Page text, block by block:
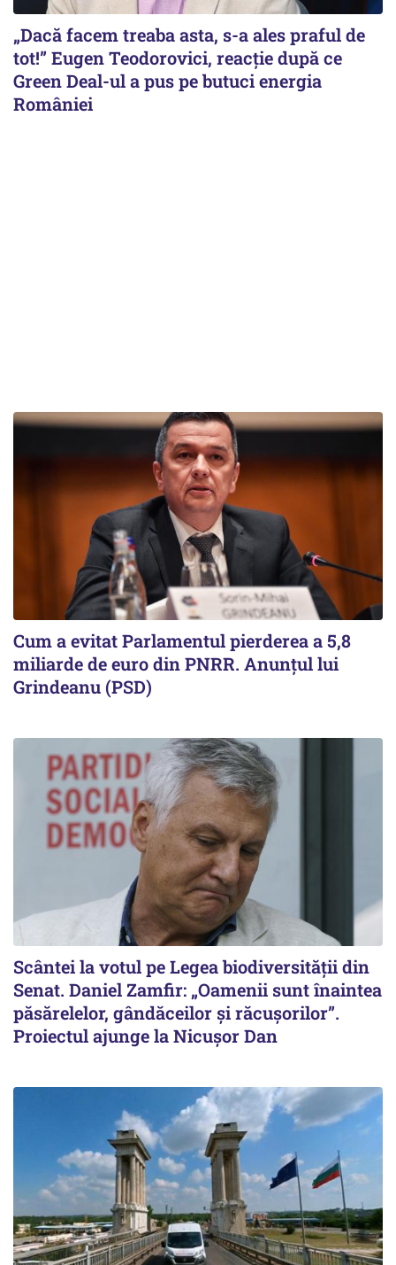
„Dacă facem treaba asta, s-a ales praful de
tot!” Eugen Teodorovici, reacție după ce
Green Deal-ul a pus pe butuci energia
României
Cum a evitat Parlamentul pierderea a 5,8
miliarde de euro din PNRR. Anunțul lui
Grindeanu (PSD)
Scântei la votul pe Legea biodiversității din
Senat. Daniel Zamfir: „Oamenii sunt înaintea
păsărelelor, gândăceilor și răcușorilor”.
Proiectul ajunge la Nicușor Dan